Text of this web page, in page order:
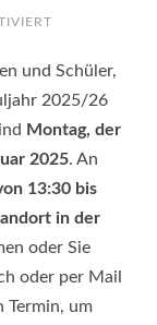
DIE
OBERSTUFE
(KLASSE
UND
ZUR
OBERSTUFE
SCHÜLER
10.
und Schüler,
2025/26
Montag, der
2025. An
13:30 bis
in der
oder Sie
oder per Mail
Termin, um